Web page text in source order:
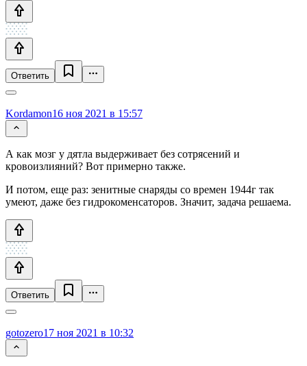
Ответить
Kordamon16 ноя 2021 в 15:57
А как мозг у дятла выдерживает без сотрясений и
кровоизлияний? Вот примерно также.
И потом, еще раз: зенитные снаряды со времен 1944г так
умеют, даже без гидрокоменсаторов. Значит, задача решаема.
Ответить
gotozero17 ноя 2021 в 10:32